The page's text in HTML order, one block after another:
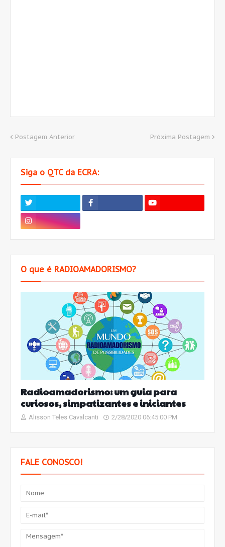
Postagem Anterior Próxima Postagem
Siga o QTC da ECRA:
O que é RADIOAMADORISMO?
Radioamadorismo: um guia para
curiosos, simpatizantes e iniciantes
Alisson Teles Cavalcanti 2/28/2020 06:45:00 PM
FALE CONOSCO!